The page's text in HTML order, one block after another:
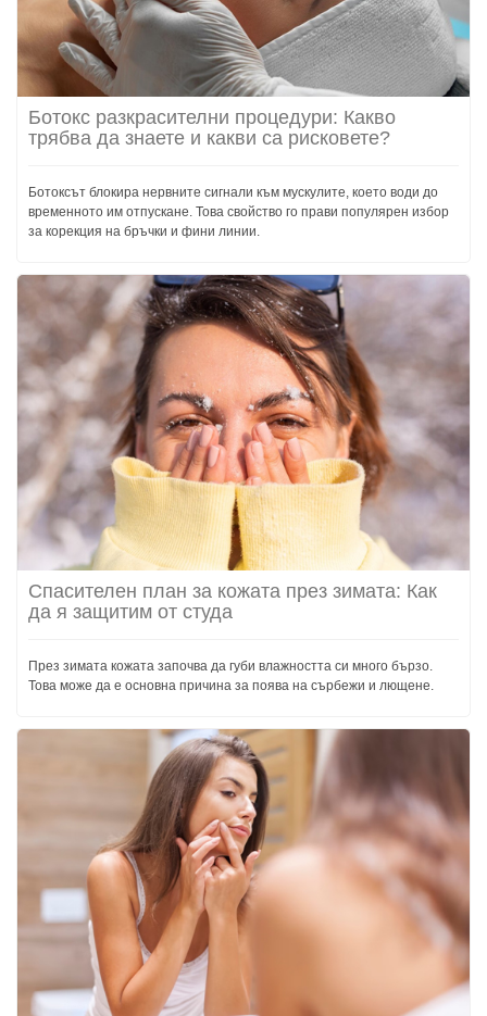
Ботокс разкрасителни процедури: Какво
трябва да знаете и какви са рисковете?
Ботоксът блокира нервните сигнали към мускулите, което води до
временното им отпускане. Това свойство го прави популярен избор
за корекция на бръчки и фини линии.
Спасителен план за кожата през зимата: Как
да я защитим от студа
През зимата кожата започва да губи влажността си много бързо.
Това може да е основна причина за поява на сърбежи и лющене.